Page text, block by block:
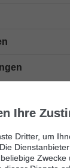
Ihre
Dritter, um
Zwecke